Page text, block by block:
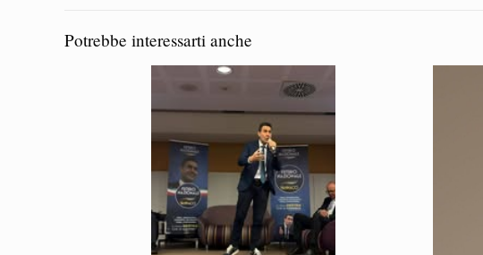
Potrebbe interessarti anche